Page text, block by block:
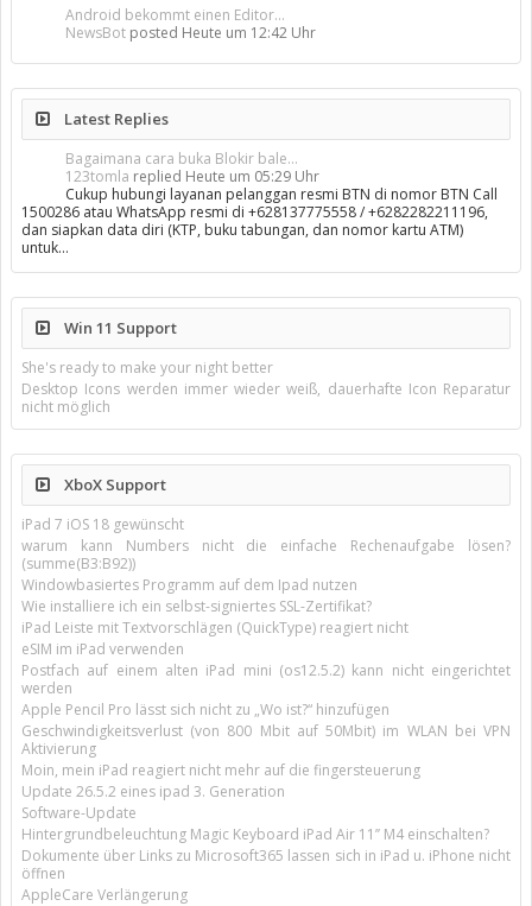
Android bekommt einen Editor...
NewsBot posted Heute um 12:42 Uhr
Latest Replies
Bagaimana cara buka Blokir bale...
123tomla replied Heute um 05:29 Uhr
Cukup hubungi layanan pelanggan resmi BTN di nomor BTN Call
1500286 atau WhatsApp resmi di +628137775558 / +6282282211196,
dan siapkan data diri (KTP, buku tabungan, dan nomor kartu ATM)
untuk…
Win 11 Support
She's ready to make your night better
Desktop Icons werden immer wieder weiß, dauerhafte Icon Reparatur
nicht möglich
XboX Support
iPad 7 iOS 18 gewünscht
warum kann Numbers nicht die einfache Rechenaufgabe lösen?
(summe(B3:B92))
Windowbasiertes Programm auf dem Ipad nutzen
Wie installiere ich ein selbst-signiertes SSL-Zertifikat?
iPad Leiste mit Textvorschlägen (QuickType) reagiert nicht
eSIM im iPad verwenden
Postfach auf einem alten iPad mini (os12.5.2) kann nicht eingerichtet
werden
Apple Pencil Pro lässt sich nicht zu „Wo ist?“ hinzufügen
Geschwindigkeitsverlust (von 800 Mbit auf 50Mbit) im WLAN bei VPN
Aktivierung
Moin, mein iPad reagiert nicht mehr auf die fingersteuerung
Update 26.5.2 eines ipad 3. Generation
Software-Update
Hintergrundbeleuchtung Magic Keyboard iPad Air 11’’ M4 einschalten?
Dokumente über Links zu Microsoft365 lassen sich in iPad u. iPhone nicht
öffnen
AppleCare Verlängerung